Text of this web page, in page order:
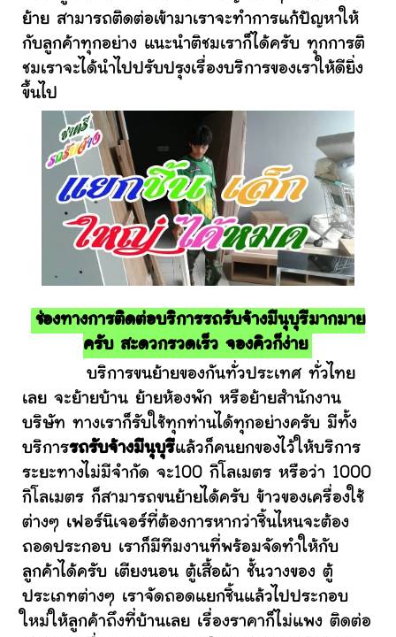
ย้าย สามารถติดต่อเข้ามาเราจะทำการแก้ปัญหาให้
กับลูกค้าทุกอย่าง แนะนำติชมเราก็ได้ครับ ทุกการติ
ชมเราจะได้นำไปปรับปรุงเรื่องบริการของเราให้ดียิ่ง
ขึ้นไป
ช่องทางการติดต่อบริการรถรับจ้างมีนุบุรีมากมาย
ครับ สะดวกรวดเร็ว จองคิวก็ง่าย
บริการขนย้ายของกันทั่วประเทศ ทั่วไทย
เลย จะย้ายบ้าน ย้ายห้องพัก หรือย้ายสำนักงาน
บริษัท ทางเราก็รับใช้ทุกท่านได้ทุกอย่างครับ มีทั้ง
บริการรถรับจ้างมีนุบุรีแล้วก็คนยกของไว้ให้บริการ
ระยะทางไม่มีจำกัด จะ100 กิโลเมตร หรือว่า 1000
กิโลเมตร ก็สามารถขนย้ายได้ครับ ข้าวของเครื่องใช้
ต่างๆ เฟอร์นิเจอร์ที่ต้องการหากว่าชิ้นไหนจะต้อง
ถอดประกอบ เราก็มีทีมงานที่พร้อมจัดทำให้กับ
ลูกค้าได้ครับ เตียงนอน ตู้เสื้อผ้า ชั้นวางของ ตู้
ประเภทต่างๆ เราจัดถอดแยกชิ้นแล้วไปประกอบ
ใหม่ให้ลูกค้าถึงที่บ้านเลย เรื่องราคาก็ไม่แพง ติดต่อ